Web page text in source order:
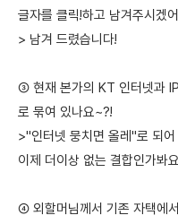
글자를 클릭!하고 남겨주시겠
> 남겨 드렸습니다!
③ 현재 본가의 KT 인터넷과
로 묶여 있나요~?!
>"인터넷 뭉치면 올레"로 되
이제 더이상 없는 결합인가봐
④ 외할머님께서 기존 자택에